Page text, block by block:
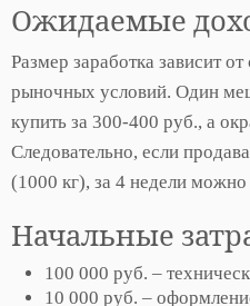
Ожидаемые
Размер заработка зависит
рыночных условий. Один
купить за 300-400 руб., а
Следовательно, если
(1000 кг), за 4 недели
Начальные
100 000 руб. –
10 000 руб. –